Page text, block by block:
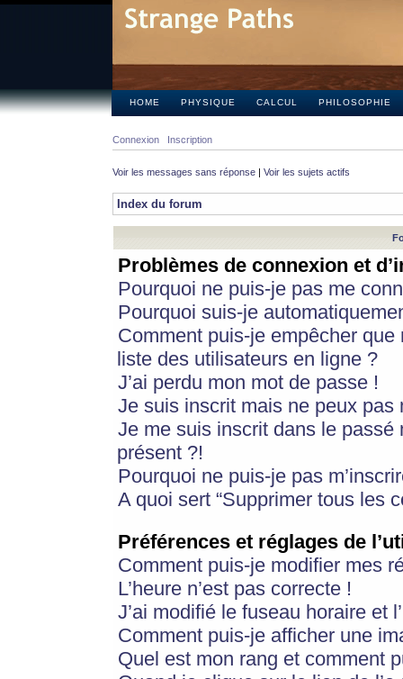
HOME PHYSIQUE CALCUL PHILOSOPHIE
Connexion Inscription
Voir les messages sans réponse | Voir les sujets actifs
Index du forum
Problèmes de connexion et
Pourquoi ne puis-je pas me
Pourquoi suis-je
Comment puis-je empêcher
liste des utilisateurs en ligne ?
J’ai perdu mon mot de passe !
Je suis inscrit mais ne peux pas
Je me suis inscrit dans le
présent ?!
Pourquoi ne puis-je pas
A quoi sert “Supprimer tous les
Préférences et réglages de
Comment puis-je modifier mes
L’heure n’est pas correcte !
J’ai modifié le fuseau horaire et
Comment puis-je afficher une
Quel est mon rang et comment